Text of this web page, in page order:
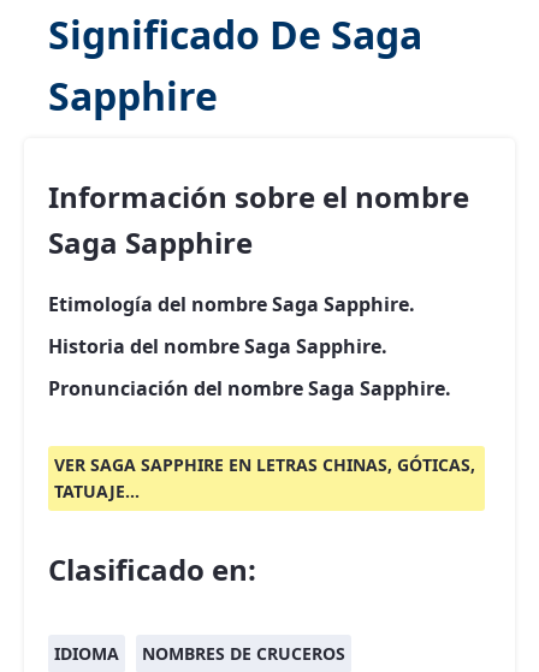
Significado De Saga
Sapphire
Información sobre el nombre
Saga Sapphire
Etimología del nombre Saga Sapphire.
Historia del nombre Saga Sapphire.
Pronunciación del nombre Saga Sapphire.
VER SAGA SAPPHIRE EN LETRAS CHINAS, GÓTICAS,
TATUAJE...
Clasificado en:
IDIOMA
NOMBRES DE CRUCEROS